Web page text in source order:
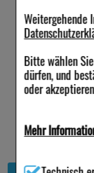
Weitergehende
Bitte wählen
dürfen, und
oder
Mehr